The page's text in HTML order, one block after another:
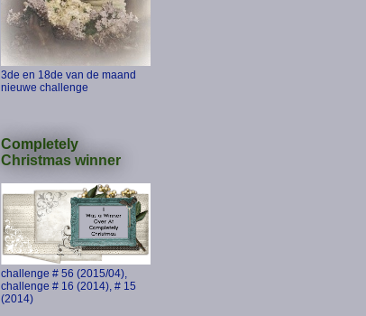
3de en 18de van de maand
nieuwe challenge
Completely
Christmas winner
challenge # 56 (2015/04),
challenge # 16 (2014), # 15
(2014)